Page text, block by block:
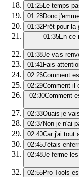
01:25Le temps
01:28Donc
01:32Prêt pour la
01:35En ce
01:38Je vais
01:41Fais
02:26Comment
02:29Comment il
02:30Comment
02:33Ouais je
02:37Non je n'ai
02:40Car j'ai tout
02:45J'étais
02:48Je ferme
02:55Pro Tools